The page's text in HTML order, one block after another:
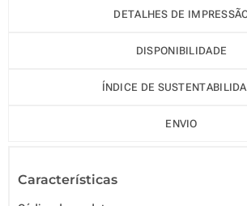
DETALHES DE
DISPONIBILIDADE
ÍNDICE DE
ENVIO
Características